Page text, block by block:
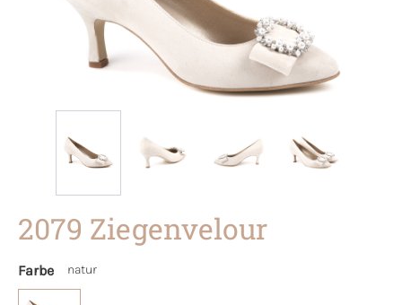
2079 Ziegenvelour
Farbe natur